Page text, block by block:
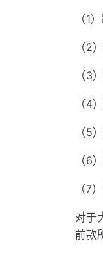
（1
（2
（3
（4
（5
（6
（7
对于
前款